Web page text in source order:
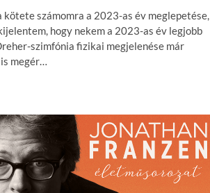
kötete számomra a 2023-as év meglepetése,
hogy nekem a 2023-as év legjobb
szimfónia fizikai megjelenése már
megér…